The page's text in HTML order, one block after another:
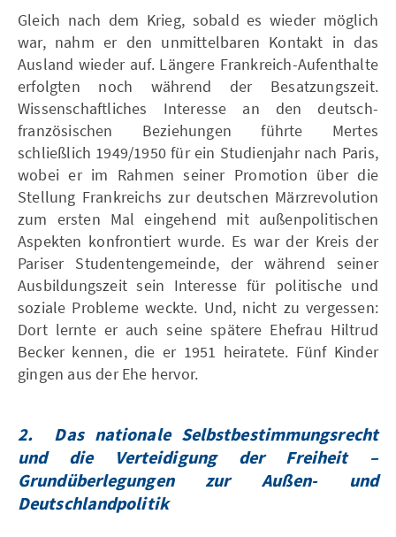
Gleich nach dem Krieg, sobald es wieder möglich
war, nahm er den unmittelbaren Kontakt in das
Ausland wieder auf. Längere Frankreich-Aufenthalte
erfolgten noch während der Besatzungszeit.
Wissenschaftliches Interesse an den deutsch-
französischen Beziehungen führte Mertes
schließlich 1949/1950 für ein Studienjahr nach Paris,
wobei er im Rahmen seiner Promotion über die
Stellung Frankreichs zur deutschen Märzrevolution
zum ersten Mal eingehend mit außenpolitischen
Aspekten konfrontiert wurde. Es war der Kreis der
Pariser Studentengemeinde, der während seiner
Ausbildungszeit sein Interesse für politische und
soziale Probleme weckte. Und, nicht zu vergessen:
Dort lernte er auch seine spätere Ehefrau Hiltrud
Becker kennen, die er 1951 heiratete. Fünf Kinder
gingen aus der Ehe hervor.
2. Das nationale Selbstbestimmungsrecht
und die Verteidigung der Freiheit –
Grundüberlegungen zur Außen- und
Deutschlandpolitik